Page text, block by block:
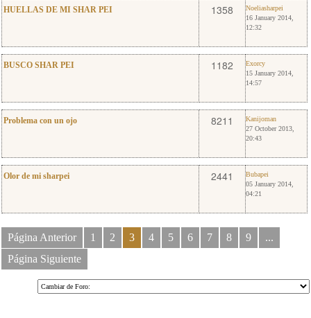
HUELLAS DE MI SHAR PEI Noeliasharpei
1358
Noeliasharpei
16 January 2014,
12:32
BUSCO SHAR PEI Exorcy
1182
Exorcy
15 January 2014,
14:57
Problema con un ojo Kanijoman
8211
Kanijoman
27 October 2013,
20:43
Olor de mi sharpei Bubapei
2441
Bubapei
05 January 2014,
04:21
Página Anterior 1 2 3 4 5 6 7 8 9
...
Página Siguiente